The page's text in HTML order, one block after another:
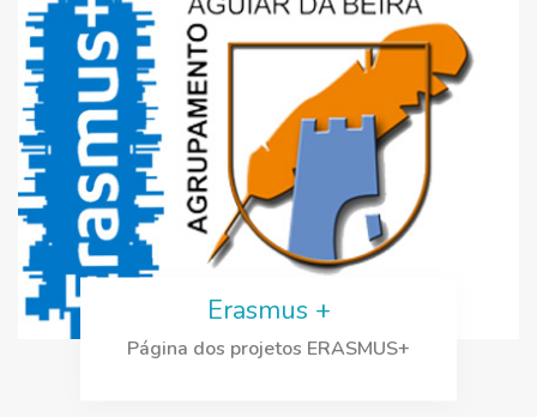
Erasmus +
Página dos projetos ERASMUS+